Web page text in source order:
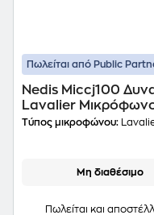
Πωλείται από Public
Nedis Miccj100
Lavalier
Μαύρο
Τύπος μικροφώνου:
Μη διαθέσιμο
Πωλείται και